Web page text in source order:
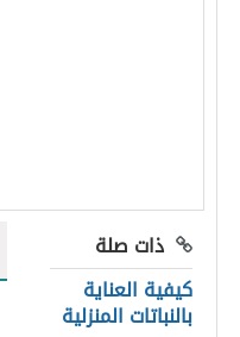
ذات صلة
كيفية العناية
بالنباتات المنزلية